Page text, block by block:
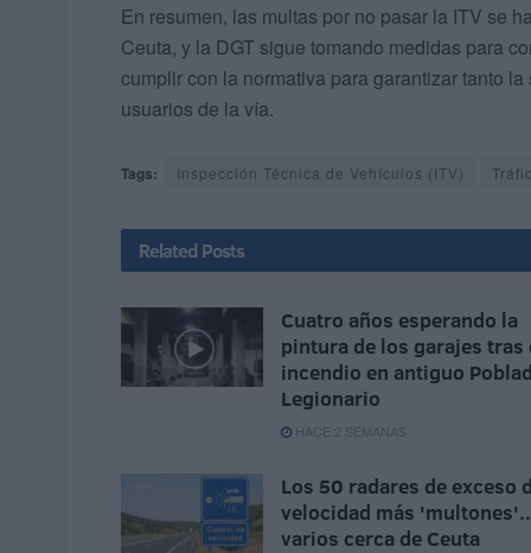
En resumen, las multas por no pasar la ITV se
Ceuta, y la DGT sigue tomando medidas para
cumplir con la normativa para garantizar tanto
usuarios de la vía.
Tags: Inspección Técnica de Vehículos (ITV)
Related Posts
Cuatro años esperando la
pintura de los garajes tras
incendio en antiguo
Legionario
HACE 2 SEMANAS
Los 50 radares de exceso
velocidad más
varios cerca de Ceuta